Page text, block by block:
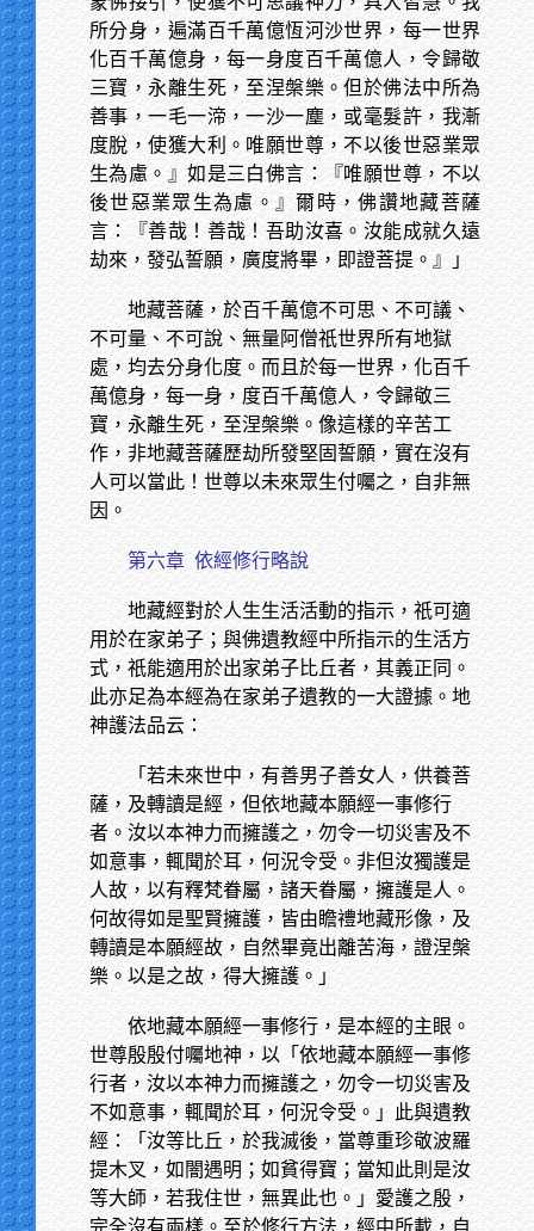
所分身，遍滿百千萬億恆河沙世界，每一世界
化百千萬億身，每一身度百千萬億人，令歸敬
三寶，永離生死，至涅槃樂。但於佛法中所為
善事，一毛一渧，一沙一塵，或毫髮許，我漸
度脫，使獲大利。唯願世尊，不以後世惡業眾
生為慮。』如是三白佛言：『唯願世尊，不以
後世惡業眾生為慮。』爾時，佛讚地藏菩薩
言：『善哉！善哉！吾助汝喜。汝能成就久遠
劫來，發弘誓願，廣度將畢，即證菩提。』」
地藏菩薩，於百千萬億不可思、不可議、
不可量、不可說、無量阿僧祇世界所有地獄
處，均去分身化度。而且於每一世界，化百千
萬億身，每一身，度百千萬億人，令歸敬三
寶，永離生死，至涅槃樂。像這樣的辛苦工
作，非地藏菩薩歷劫所發堅固誓願，實在沒有
人可以當此！世尊以未來眾生付囑之，自非無
因。
第六章 依經修行略說
地藏經對於人生生活活動的指示，祇可適
用於在家弟子；與佛遺教經中所指示的生活方
式，祇能適用於出家弟子比丘者，其義正同。
此亦足為本經為在家弟子遺教的一大證據。地
神護法品云：
「若未來世中，有善男子善女人，供養菩
薩，及轉讀是經，但依地藏本願經一事修行
者。汝以本神力而擁護之，勿令一切災害及不
如意事，輒聞於耳，何況令受。非但汝獨護是
人故，以有釋梵眷屬，諸天眷屬，擁護是人。
何故得如是聖賢擁護，皆由瞻禮地藏形像，及
轉讀是本願經故，自然畢竟出離苦海，證涅槃
樂。以是之故，得大擁護。」
依地藏本願經一事修行，是本經的主眼。
世尊殷殷付囑地神，以「依地藏本願經一事修
行者，汝以本神力而擁護之，勿令一切災害及
不如意事，輒聞於耳，何況令受。」此與遺教
經：「汝等比丘，於我滅後，當尊重珍敬波羅
提木叉，如闇遇明；如貧得寶；當知此則是汝
等大師，若我住世，無異此也。」愛護之殷，
完全沒有兩樣。至於修行方法，經中所載，自